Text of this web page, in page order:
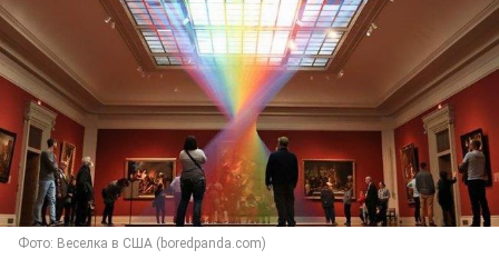
Фото: Веселка в США (boredpanda.com)